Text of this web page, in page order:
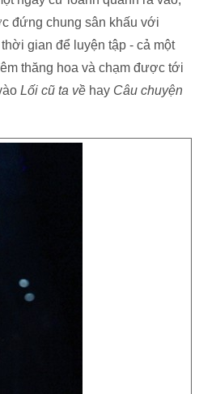
đứng chung sân khấu với
gian để luyện tập - cả một
thăng hoa và chạm được tới
Lối cũ ta về hay Câu chuyện